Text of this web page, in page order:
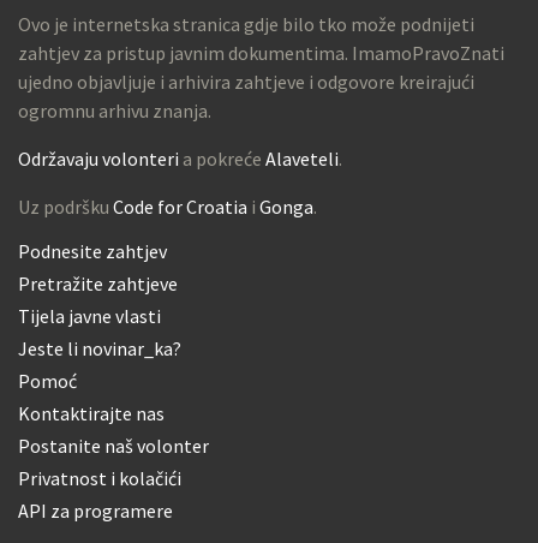
Ovo je internetska stranica gdje bilo tko može podnijeti
zahtjev za pristup javnim dokumentima. ImamoPravoZnati
ujedno objavljuje i arhivira zahtjeve i odgovore kreirajući
ogromnu arhivu znanja.
Održavaju volonteri a pokreće Alaveteli.
Uz podršku Code for Croatia i Gonga.
Podnesite zahtjev
Pretražite zahtjeve
Tijela javne vlasti
Jeste li novinar_ka?
Pomoć
Kontaktirajte nas
Postanite naš volonter
Privatnost i kolačići
API za programere